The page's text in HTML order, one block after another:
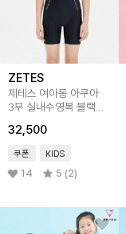
ZETES
제테스 여아동 아쿠아
3부 실내수영복 블랙
32,500
쿠폰 KIDS
14 5 (2)